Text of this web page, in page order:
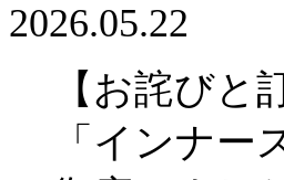
2026.05.22
【お詫びと
「インナ